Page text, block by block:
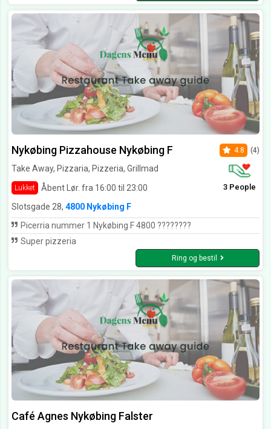
Nykøbing Pizzahouse Nykøbing F
Take Away, Pizzaria, Pizzeria, Grillmad
Lukket Åbent Lør. fra 16:00 til 23:00
4.8 (4)
3 People
Slotsgade 28, 4800 Nykøbing F
Picerria nummer 1 Nykøbing F 4800 ????????
Super pizzeria
Ring og bestil
Café Agnes Nykøbing Falster